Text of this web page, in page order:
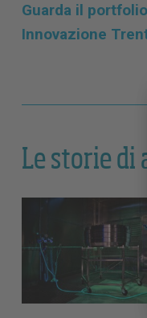
Guarda il
Innovazione
Le storie di